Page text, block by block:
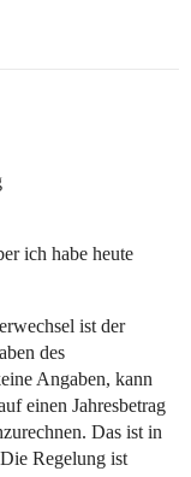
ich habe heute
ist der
des
Angaben, kann
einen Jahresbetrag
Das ist in
Regelung ist